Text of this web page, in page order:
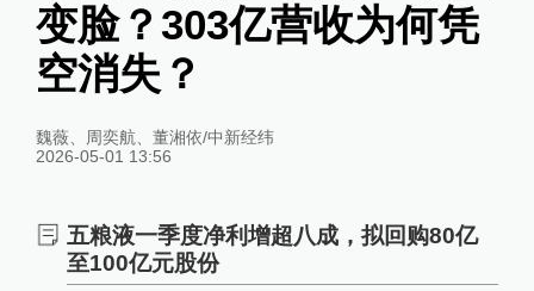
变脸？303亿营收为何凭
空消失？
魏薇、周奕航、董湘依/中新经纬
2026-05-01 13:56
五粮液一季度净利增超八成，拟回购80亿
至100亿元股份